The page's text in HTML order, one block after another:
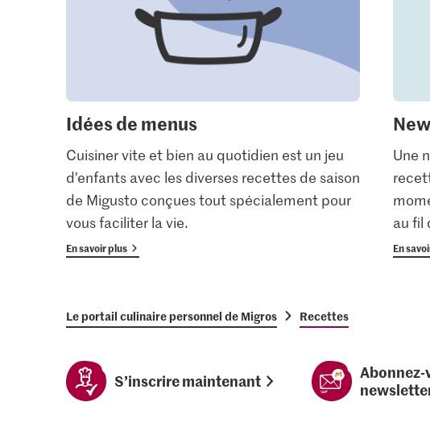
Idées de menus
Cuisiner vite et bien au quotidien est un jeu
d’enfants avec les diverses recettes de saison
de Migusto conçues tout spécialement pour
vous faciliter la vie.
En savoir plus
Une
au fil
En
Le portail culinaire personnel de Migros Recettes
S’inscrire maintenant
Abonnez-